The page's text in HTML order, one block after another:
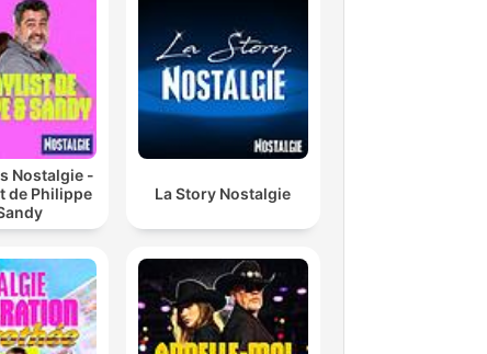
Nostalgie -
de Philippe
La Story Nostalgie